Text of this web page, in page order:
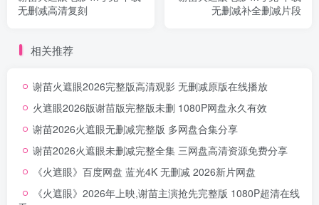
无删减高清复刻
无删减补全删减片段
相关推荐
谢苗火遮眼2026完整版高清观影 无删减原版在线播放
火遮眼2026版谢苗版完整版未删 1080P网盘永久有效
谢苗2026火遮眼无删减完整版 多网盘合集分享
谢苗2026火遮眼未删减完整全集 三网盘高清资源免费分享
《火遮眼》百度网盘 蓝光4K 无删减 2026新片网盘
《火遮眼》2026年上映,谢苗主演抢先完整版 1080P超清在线